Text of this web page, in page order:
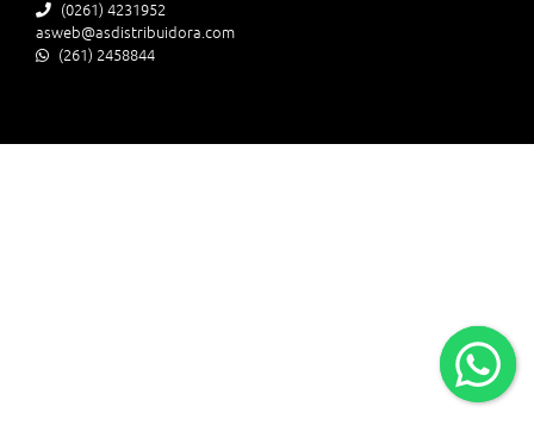
(0261) 4231952
asweb@asdistribuidora.com
(261) 2458844